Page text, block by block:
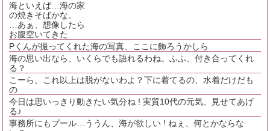
海といえば…海の家
の焼きそばかな。
…あぁ、想像したら
お腹空いてきた
Pくんが撮ってくれた海の写真、ここに飾ろうかしら
海の思い出なら、いくらでも語れるわね。ふふ、付き合ってくれ
る？
こーら、これ以上は脱がないわよ？下に着てるの、水着だけだも
の
今日は思いっきり動きたい気分ね ! 実質10代の元気、見せてあげ
る♪
事務所にもプール…ううん、海が欲しい ! ねぇ、何とかならな